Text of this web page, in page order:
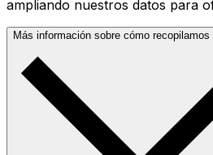
ampliando nuestros datos para
Más información sobre cómo